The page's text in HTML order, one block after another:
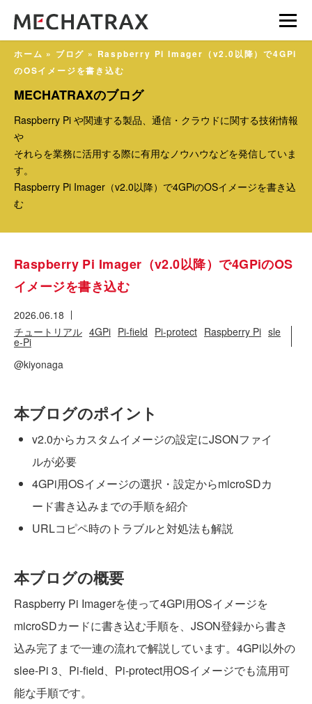
ホーム » ブログ » Raspberry Pi Imager（v2.0以降）で4GPi
のOSイメージを書き込む
MECHATRAXのブログ
Raspberry Pi や関連する製品、通信・クラウドに関する技術情報
や
それらを業務に活用する際に有用なノウハウなどを発信していま
す。
Raspberry Pi Imager（v2.0以降）で4GPiのOSイメージを書き込
む
Raspberry Pi Imager（v2.0以降）で4GPiのOS
イメージを書き込む
2026.06.18
チュートリアル 4GPi Pi-field Pi-protect Raspberry Pi sle
e-Pi
@kiyonaga
本ブログのポイント
v2.0からカスタムイメージの設定にJSONファイ
ルが必要
4GPi用OSイメージの選択・設定からmicroSDカ
ード書き込みまでの手順を紹介
URLコピペ時のトラブルと対処法も解説
本ブログの概要
Raspberry Pi Imagerを使って4GPi用OSイメージを
microSDカードに書き込む手順を、JSON登録から書き
込み完了まで一連の流れで解説しています。4GPi以外の
slee-Pi 3、Pi-field、Pi-protect用OSイメージでも流用可
能な手順です。